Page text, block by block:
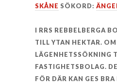
SKÅNE SÖKORD:
I RRS REBBELBERGA
TILL YTAN HEKTAR.
LÄGENHETSSÖKNING
FASTIGHETSBOLAG.
FÖR DÄR KAN GES